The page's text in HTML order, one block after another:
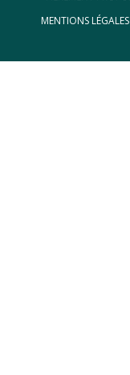
MENTIONS LÉGALES